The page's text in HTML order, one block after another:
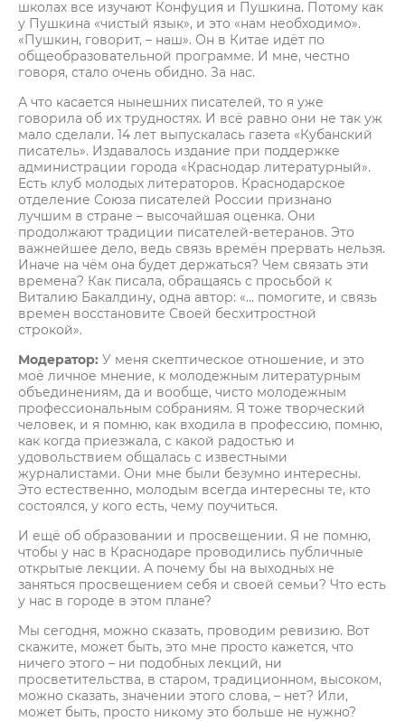
школах все изучают Конфуция и Пушкина. Потому как
у Пушкина «чистый язык», и это «нам необходимо».
«Пушкин, говорит, – наш». Он в Китае идёт по
общеобразовательной программе. И мне, честно
говоря, стало очень обидно. За нас.
А что касается нынешних писателей, то я уже
говорила об их трудностях. И всё равно они не так уж
мало сделали. 14 лет выпускалась газета «Кубанский
писатель». Издавалось издание при поддержке
администрации города «Краснодар литературный».
Есть клуб молодых литераторов. Краснодарское
отделение Союза писателей России признано
лучшим в стране – высочайшая оценка. Они
продолжают традиции писателей-ветеранов. Это
важнейшее дело, ведь связь времён прервать нельзя.
Иначе на чём она будет держаться? Чем связать эти
времена? Как писала, обращаясь с просьбой к
Виталию Бакалдину, одна автор: «… помогите, и связь
времен восстановите Своей бесхитростной
строкой».
Модератор: У меня скептическое отношение, и это
моё личное мнение, к молодежным литературным
объединениям, да и вообще, чисто молодежным
профессиональным собраниям. Я тоже творческий
человек, и я помню, как входила в профессию, помню,
как когда приезжала, с какой радостью и
удовольствием общалась с известными
журналистами. Они мне были безумно интересны.
Это естественно, молодым всегда интересны те, кто
состоялся, у кого есть, чему поучиться.
И ещё об образовании и просвещении. Я не помню,
чтобы у нас в Краснодаре проводились публичные
открытые лекции. А почему бы на выходных не
заняться просвещением себя и своей семьи? Что есть
у нас в городе в этом плане?
Мы сегодня, можно сказать, проводим ревизию. Вот
скажите, может быть, это мне просто кажется, что
ничего этого – ни подобных лекций, ни
просветительства, в старом, традиционном, высоком,
можно сказать, значении этого слова, – нет? Или,
может быть, просто никому это больше не нужно?